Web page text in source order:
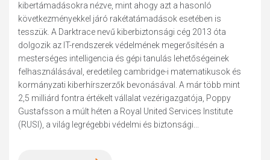
kibertámadásokra nézve, mint ahogy azt a hasonló
következményekkel járó rakétatámadások esetében is
tesszük. A Darktrace nevű kiberbiztonsági cég 2013 óta
dolgozik az IT-rendszerek védelmének megerősítésén a
mesterséges intelligencia és gépi tanulás lehetőségeinek
felhasználásával, eredetileg cambridge-i matematikusok és
kormányzati kiberhírszerzők bevonásával. A már több mint
2,5 milliárd fontra értékelt vállalat vezérigazgatója, Poppy
Gustafsson a múlt héten a Royal United Services Institute
(RUSI), a világ legrégebbi védelmi és biztonsági...